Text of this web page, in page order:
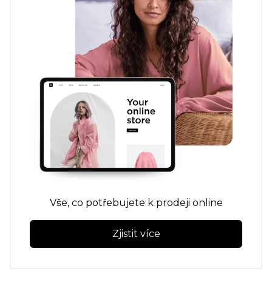
Vše, co potřebujete k prodeji online
Zjistit více